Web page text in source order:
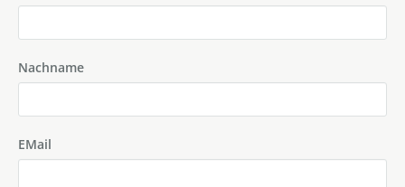
Nachname
EMail